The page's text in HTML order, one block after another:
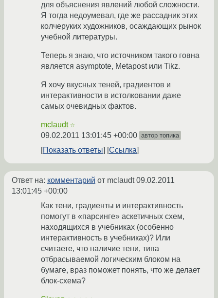
для объяснения явлений любой сложности.
Я тогда недоумевал, где же рассадник этих
колчеруких художников, осаждающих рынок
учебной литературы.
Теперь я знаю, что источником такого говна
является asymptote, Metapost или Tikz.
Я хочу вкусных теней, градиентов и
интерактивности в истолковании даже
самых очевидных фактов.
mclaudt ☆
09.02.2011 13:01:45 +00:00 автор топика
Показать ответы Ссылка
Ответ на: комментарий от mclaudt09.02.2011
13:01:45 +00:00
Как тени, градиенты и интерактивность
помогут в «парсинге» аскетичных схем,
находящихся в учебниках (особенно
интерактивность в учебниках)? Или
считаете, что наличие тени, типа
отбрасываемой логическим блоком на
бумаге, враз поможет понять, что же делает
блок-схема?